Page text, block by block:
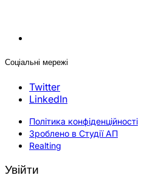
Соціальні мережі
Twitter
LinkedIn
Політика конфіденційності
Зроблено в Студії АП
Realting
Увійти